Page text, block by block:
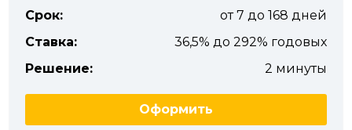
Срок:
от 7 до 168 дней
Ставка:
36,5% до 292% годовых
Решение:
2 минуты
Оформить